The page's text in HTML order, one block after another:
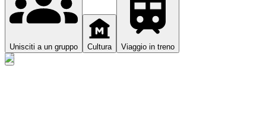
Unisciti a un gruppo Cultura Viaggio in treno